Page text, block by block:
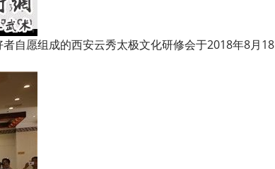
自愿组成的西安云秀太极文化研修会于2018年8月18